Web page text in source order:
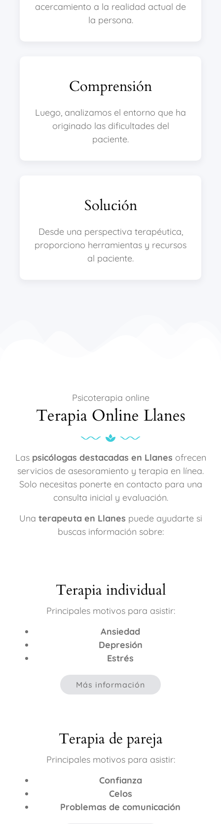
acercamiento a la realidad actual de
la persona.
Comprensión
Luego, analizamos el entorno que ha
originado las dificultades del
paciente.
Solución
Desde una perspectiva terapéutica,
proporciono herramientas y recursos
al paciente.
Psicoterapia online
Terapia Online Llanes
Las psicólogas destacadas en Llanes ofrecen
servicios de asesoramiento y terapia en línea.
Solo necesitas ponerte en contacto para una
consulta inicial y evaluación.
Una terapeuta en Llanes puede ayudarte si
buscas información sobre:
Terapia individual
Principales motivos para asistir:
Ansiedad
Depresión
Estrés
Más información
Terapia de pareja
Principales motivos para asistir:
Confianza
Celos
Problemas de comunicación